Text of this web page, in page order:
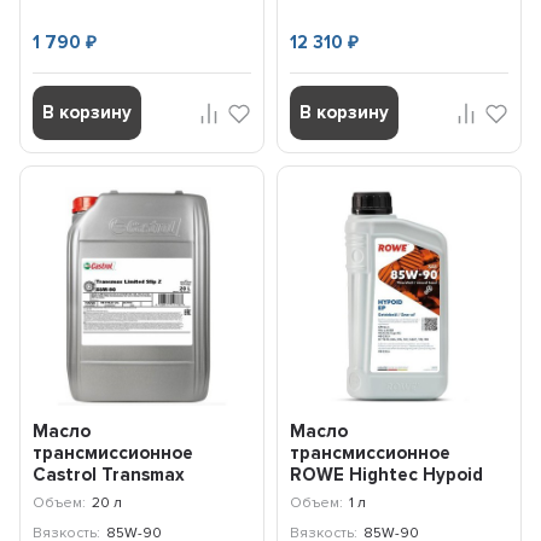
1 790₽
В корзину
12 310 ₽
В корзину
Масло
трансмиссионное
Castrol Transmax
Limited Slip Z 85W-90,
Объем: 20 л
Вязкость: 85W-90
Масло
трансмиссионное
ROWE Hightec Нypoid
EP 85W-90 (1л) 25005-
Объем: 1 л
Вязкость: 85W-90